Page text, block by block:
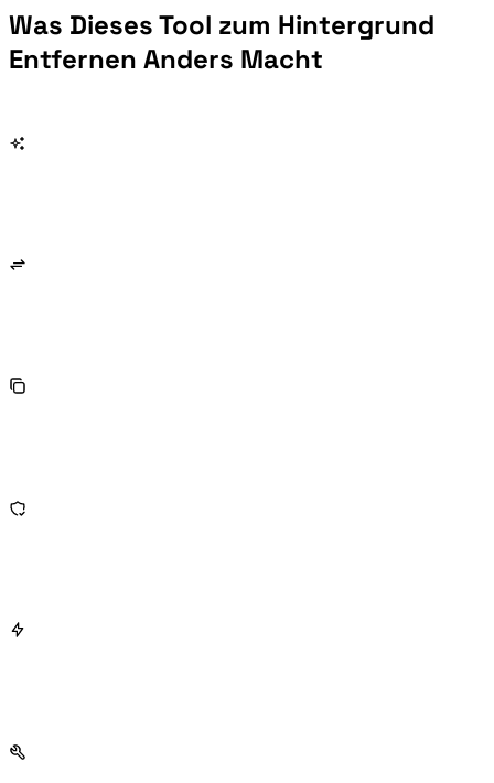
Was Dieses Tool zum Hintergrund
Entfernen Anders Macht